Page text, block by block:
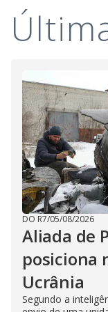
DO R7/05/08/2026
Aliada de
posiciona
Ucrânia
Segundo a